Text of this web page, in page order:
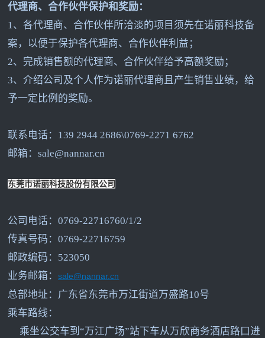
代理商、合作伙伴保护和奖励：
1、各代理商、合作伙伴所洽淡的项目须先在诺丽科技备
案，以便于保护各代理商、合作伙伴利益；
2、完成销售额的代理商、合作伙伴给予高额奖励；
3、介绍公司及个人作为诺丽代理商且产生销售业绩，给
予一定比例的奖励。
联系电话：139 2944 2686\0769-2271 6762
邮箱：sale@nannar.cn
东莞市诺丽科技股份有限公司
公司电话：0769-22716760/1/2
传真号码：0769-22716759
邮政编码：523050
业务邮箱：sale@nannar.cn
总部地址：广东省东莞市万江街道万盛路10号
乘车路线：
乘坐公交车到“万江广场”站下车从万欣商务酒店路口进